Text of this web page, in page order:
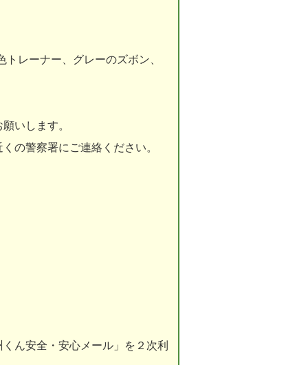
レーナー、グレーのズボン、
いします。
の警察署にご連絡ください。
ん安全・安心メール」を２次利